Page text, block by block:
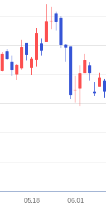
05.18 06.01